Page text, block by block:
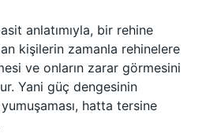
anlatımıyla, bir rehine
kişilerin zamanla rehinelere
ve onların zarar görmesini
Yani güç dengesinin
hatta tersine